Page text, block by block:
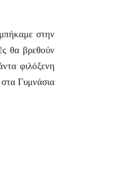
στην
θα βρεθούν
φιλόξενη
Γυμνάσια